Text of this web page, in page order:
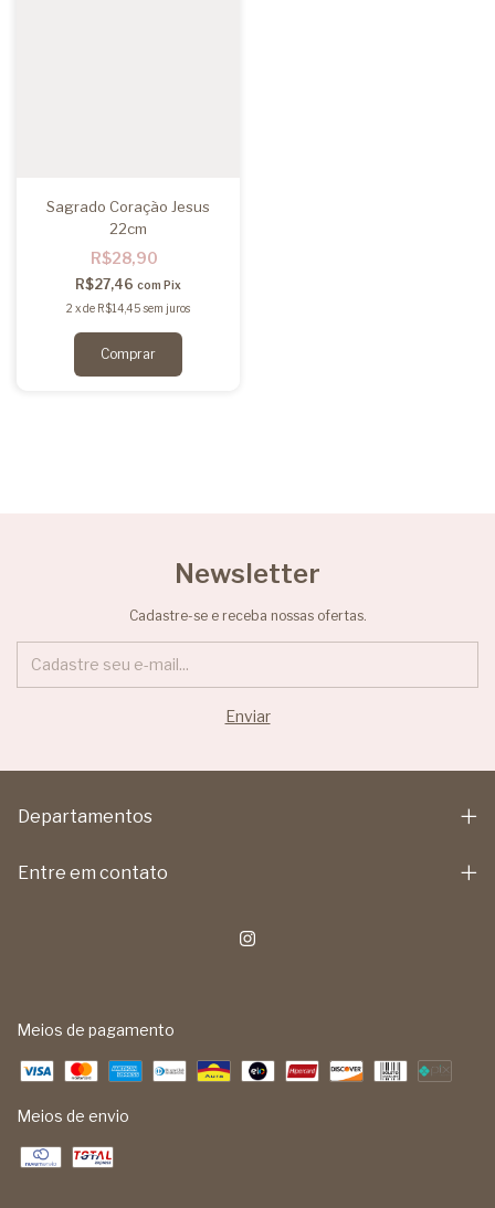
Sagrado Coração Jesus
22cm
R$28,90
R$27,46 com Pix
2 xde R$14,45 sem juros
Newsletter
Cadastre-se e receba nossas ofertas.
Departamentos
Entre em contato
Meios de pagamento
Meios de envio